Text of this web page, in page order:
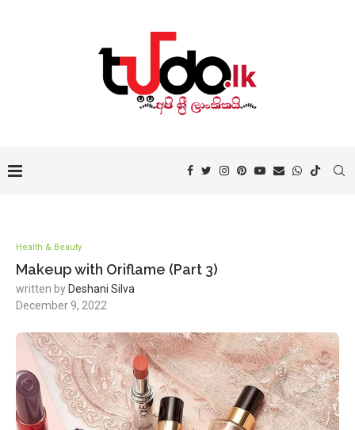
Health & Beauty
Makeup with Oriflame (Part 3)
written by Deshani Silva
December 9, 2022